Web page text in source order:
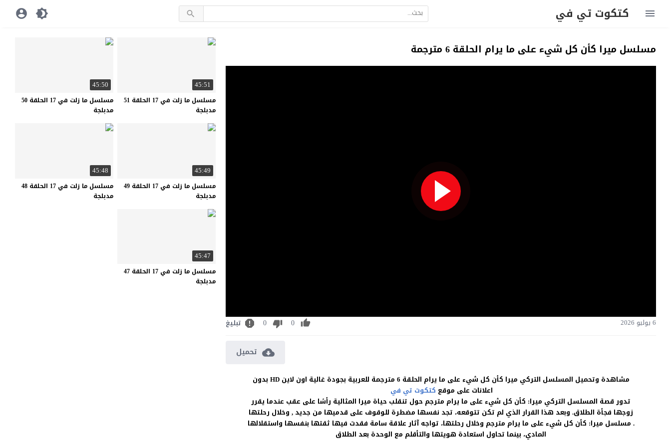
كتكوت تي في
مسلسل ميرا كأن كل شيء على ما يرام الحلقة 6 مترجمة
6 يوليو 2026 0
0 تبليغ
تحميل
مشاهدة وتحميل المسلسل التركي ميرا كأن كل شيء على ما يرام الحلقة 6 مترجمة للعربية بجودة غالية اون لاين HD بدون
اعلانات على موقع كتكوت تي في
تدور قصة المسلسل التركي ميرا: كأن كل شيء على ما يرام مترجم حول تنقلب حياة ميرا المثالية رأسًا على عقب عندما يقرر
زوجها فجأة الطلاق. وبعد هذا القرار الذي لم تكن تتوقعه، تجد نفسها مضطرة للوقوف على قدميها من جديد , وخلال رحلتها
. مسلسل ميرا: كأن كل شيء على ما يرام مترجم وخلال رحلتها، تواجه آثار علاقة سامة فقدت فيها ثقتها بنفسها واستقلالها
المادي، بينما تحاول استعادة هويتها والتأقلم مع الوحدة بعد الطلاق
45:51
مسلسل ما زلت في 17 الحلقة 51
مدبلجة
45:50
مسلسل ما زلت في 17 الحلقة 50
مدبلجة
45:49
مسلسل ما زلت في 17 الحلقة 49
مدبلجة
45:48
مسلسل ما زلت في 17 الحلقة 48
مدبلجة
45:47
مسلسل ما زلت في 17 الحلقة 47
مدبلجة